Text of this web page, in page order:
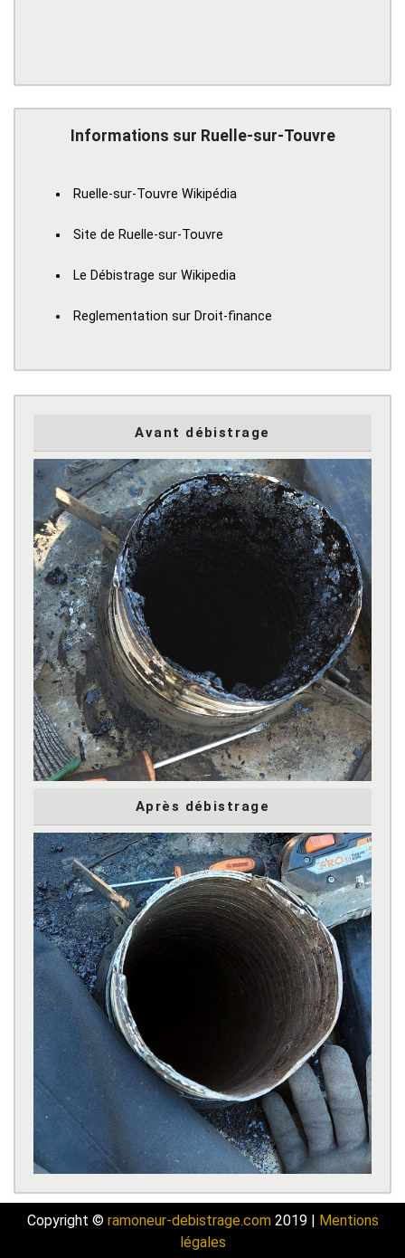
Informations sur Ruelle-sur-Touvre
Ruelle-sur-Touvre Wikipédia
Site de Ruelle-sur-Touvre
Le Débistrage sur Wikipedia
Reglementation sur Droit-finance
Avant débistrage
Après débistrage
Copyright © ramoneur-debistrage.com2019 |
Mentions
légales